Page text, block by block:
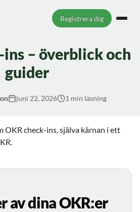
Registrera dig
– överblick och
guider
juni 22, 2026 1 min läsning
OKR check-ins, själva kärnan i ett
av dina OKR:er